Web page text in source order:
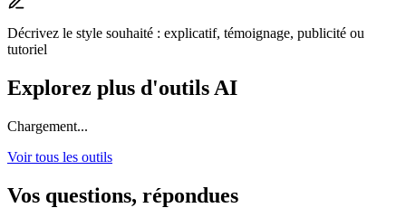
Décrivez le style souhaité : explicatif, témoignage, publicité ou
tutoriel
Explorez plus d'outils AI
Chargement...
Voir tous les outils
Vos questions, répondues